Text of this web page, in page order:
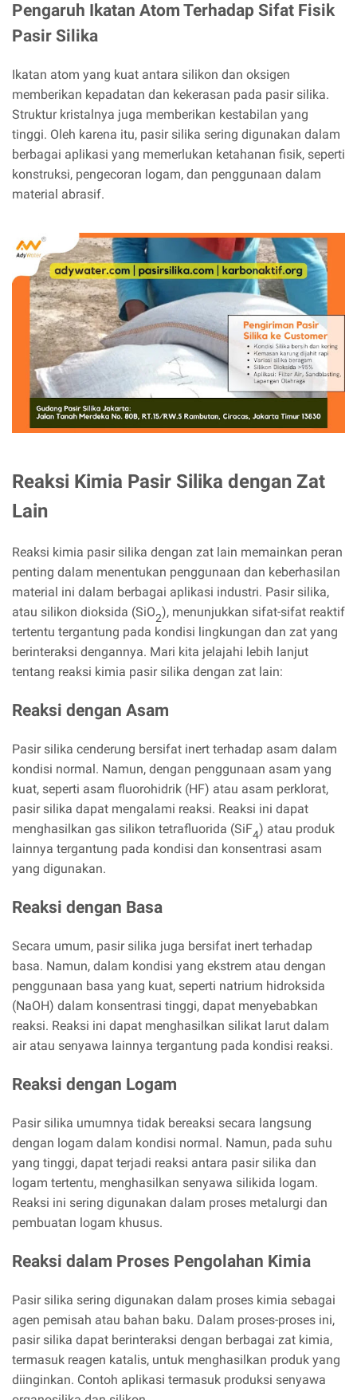
Pengaruh Ikatan Atom Terhadap Sifat Fisik
Pasir Silika
Ikatan atom yang kuat antara silikon dan oksigen
memberikan kepadatan dan kekerasan pada pasir silika.
Struktur kristalnya juga memberikan kestabilan yang
tinggi. Oleh karena itu, pasir silika sering digunakan dalam
berbagai aplikasi yang memerlukan ketahanan fisik, seperti
konstruksi, pengecoran logam, dan penggunaan dalam
material abrasif.
Reaksi Kimia Pasir Silika dengan Zat
Lain
Reaksi kimia pasir silika dengan zat lain memainkan peran
penting dalam menentukan penggunaan dan keberhasilan
material ini dalam berbagai aplikasi industri. Pasir silika,
atau silikon dioksida (SiO2), menunjukkan sifat-sifat reaktif
tertentu tergantung pada kondisi lingkungan dan zat yang
berinteraksi dengannya. Mari kita jelajahi lebih lanjut
tentang reaksi kimia pasir silika dengan zat lain:
Reaksi dengan Asam
Pasir silika cenderung bersifat inert terhadap asam dalam
kondisi normal. Namun, dengan penggunaan asam yang
kuat, seperti asam fluorohidrik (HF) atau asam perklorat,
pasir silika dapat mengalami reaksi. Reaksi ini dapat
menghasilkan gas silikon tetrafluorida (SiF4) atau produk
lainnya tergantung pada kondisi dan konsentrasi asam
yang digunakan.
Reaksi dengan Basa
Secara umum, pasir silika juga bersifat inert terhadap
basa. Namun, dalam kondisi yang ekstrem atau dengan
penggunaan basa yang kuat, seperti natrium hidroksida
(NaOH) dalam konsentrasi tinggi, dapat menyebabkan
reaksi. Reaksi ini dapat menghasilkan silikat larut dalam
air atau senyawa lainnya tergantung pada kondisi reaksi.
Reaksi dengan Logam
Pasir silika umumnya tidak bereaksi secara langsung
dengan logam dalam kondisi normal. Namun, pada suhu
yang tinggi, dapat terjadi reaksi antara pasir silika dan
logam tertentu, menghasilkan senyawa silikida logam.
Reaksi ini sering digunakan dalam proses metalurgi dan
pembuatan logam khusus.
Reaksi dalam Proses Pengolahan Kimia
Pasir silika sering digunakan dalam proses kimia sebagai
agen pemisah atau bahan baku. Dalam proses-proses ini,
pasir silika dapat berinteraksi dengan berbagai zat kimia,
termasuk reagen katalis, untuk menghasilkan produk yang
diinginkan. Contoh aplikasi termasuk produksi senyawa